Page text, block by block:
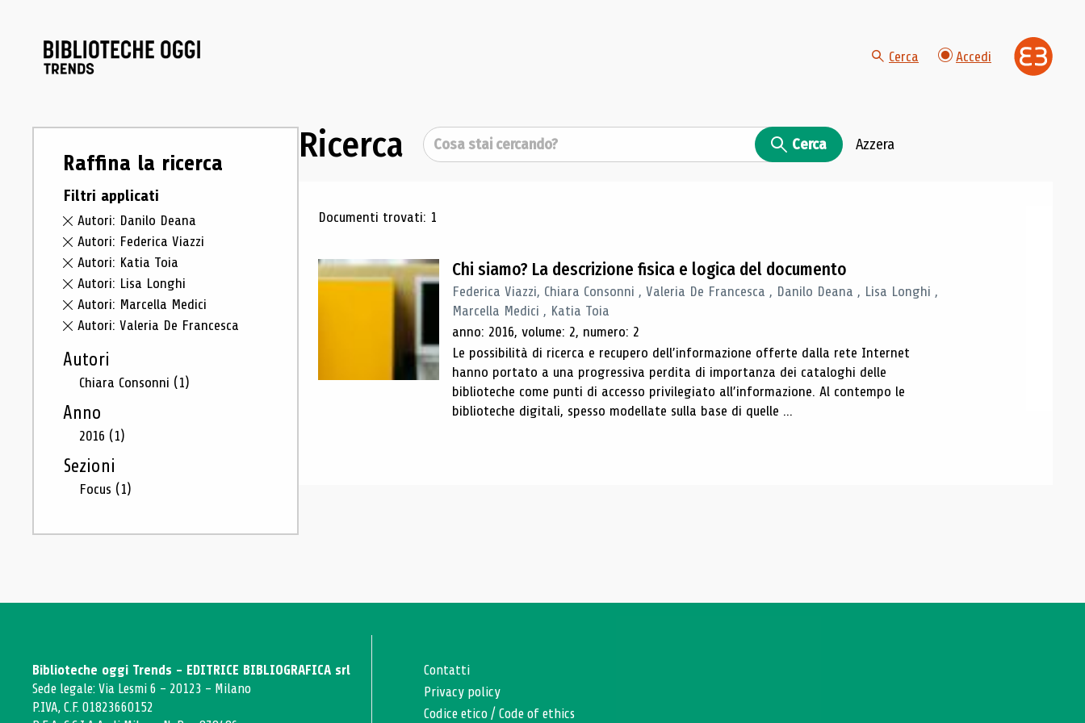
Cerca Accedi
Raffina la ricerca
Filtri applicati
Autori: Danilo Deana
Autori: Federica Viazzi
Autori: Katia Toia
Autori: Lisa Longhi
Autori: Marcella Medici
Autori: Valeria De Francesca
Autori
Chiara Consonni (1)
Anno
2016 (1)
Sezioni
Focus (1)
Ricerca Cerca Cerca Azzera
Risultati di ricerca
Documenti trovati: 1
Chi siamo? La descrizione fisica e logica del documento
Federica Viazzi, Chiara Consonni , Valeria De Francesca , Danilo Deana , Lisa Longhi ,
Marcella Medici , Katia Toia
anno: 2016, volume: 2, numero: 2
Le possibilità di ricerca e recupero dell’informazione offerte dalla rete Internet
hanno portato a una progressiva perdita di importanza dei cataloghi delle
biblioteche come punti di accesso privilegiato all’informazione. Al contempo le
biblioteche digitali, spesso modellate sulla base di quelle ...
Biblioteche oggi Trends - EDITRICE BIBLIOGRAFICA srl
Sede legale: Via Lesmi 6 - 20123 - Milano
P.IVA, C.F. 01823660152
Contatti
Privacy policy
Codice etico /Code of ethics